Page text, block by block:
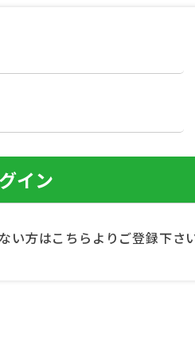
い方はこちらよりご登録下さ